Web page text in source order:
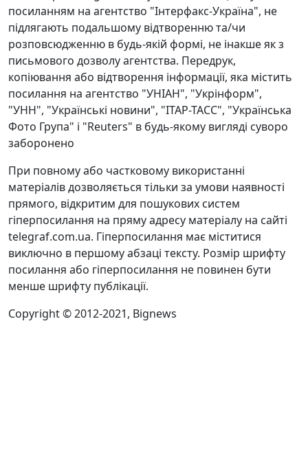
посиланням на агентство "Інтерфакс-Україна", не
підлягають подальшому відтворенню та/чи
розповсюдженню в будь-якій формі, не інакше як з
письмового дозволу агентства. Передрук,
копіювання або відтворення інформації, яка містить
посилання на агентство "УНІАН", "Укрінформ",
"УНН", "Українські новини", "ІТАР-ТАСС", "Українська
Фото Група" і "Reuters" в будь-якому вигляді суворо
заборонено
При повному або частковому використанні
матеріалів дозволяється тільки за умови наявності
прямого, відкритим для пошукових систем
гіперпосилання на пряму адресу матеріалу на сайті
telegraf.com.ua. Гіперпосилання має міститися
виключно в першому абзаці тексту. Розмір шрифту
посилання або гіперпосилання не повинен бути
менше шрифту публікації.
Copyright © 2012-2021, Bignews